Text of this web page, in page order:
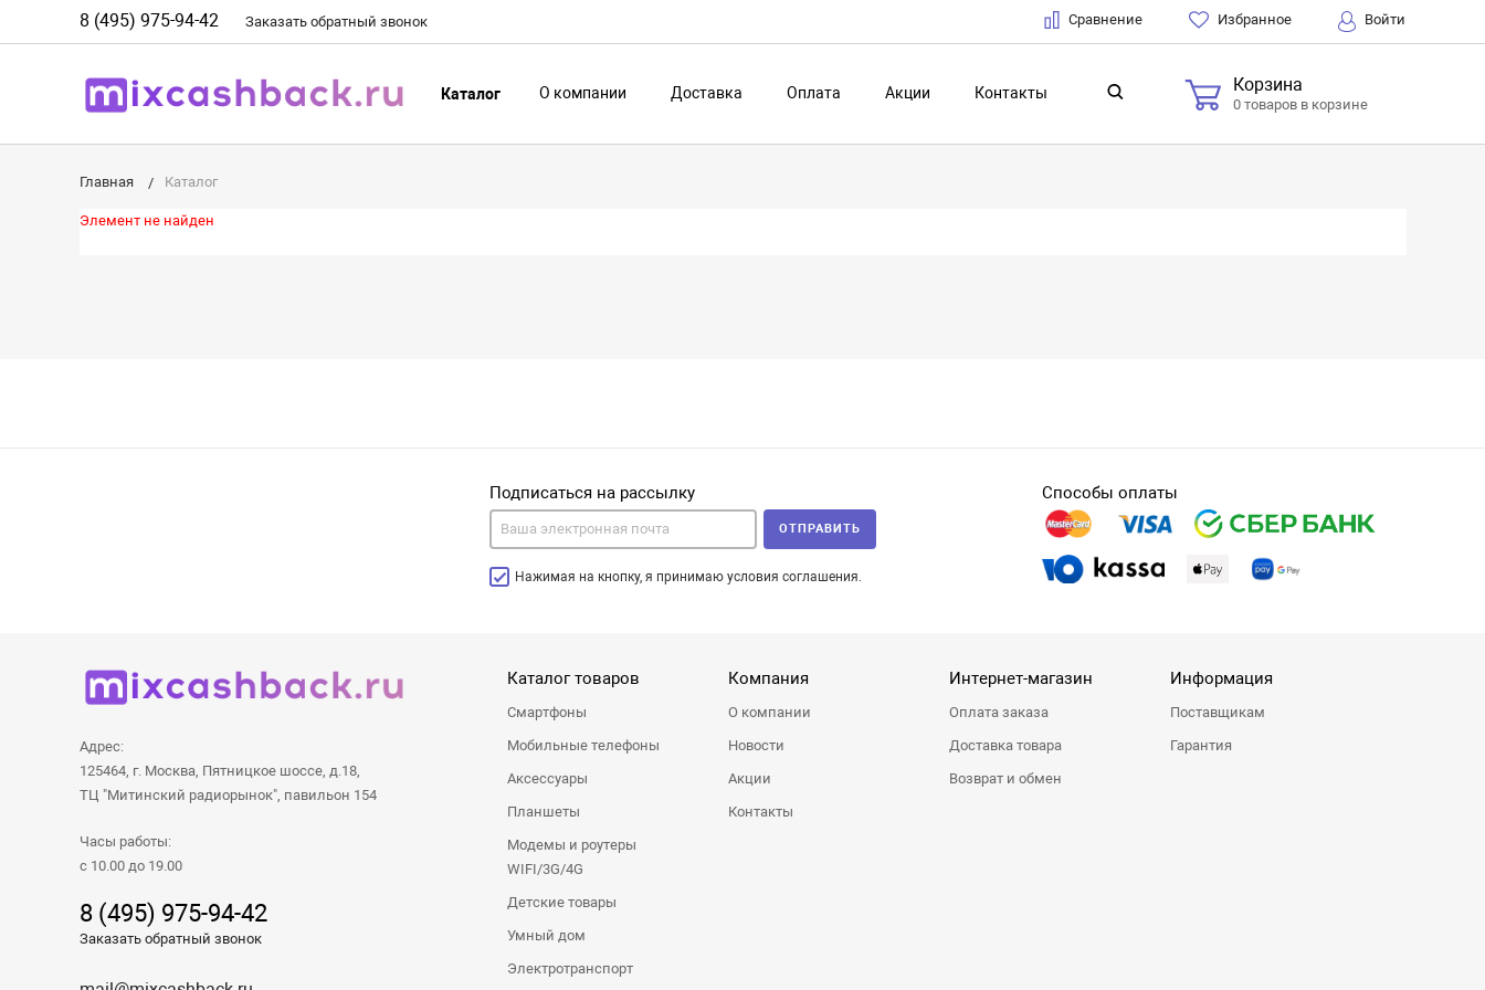
8 (495) 975-94-42 Заказать обратный звонок Сравнение Избранное Войти
Каталог О компании Доставка Оплата Акции Контакты Корзина
0 товаров в корзине
Главная Каталог
Элемент не найден
Подписаться на рассылку
Нажимая на кнопку, я принимаю условия соглашения.
ОТПРАВИТЬ
Способы оплаты
Адрес:
125464, г. Москва, Пятницкое шоссе, д.18,
ТЦ "Митинский радиорынок", павильон 154
Часы работы:
с 10.00 до 19.00
8 (495) 975-94-42
Заказать обратный звонок
Каталог товаров
Смартфоны
Мобильные телефоны
Аксессуары
Планшеты
Модемы и роутеры
WIFI/3G/4G
Детские товары
Умный дом
Электротранспорт
Компания
О компании
Новости
Акции
Контакты
Интернет-магазин
Оплата заказа
Доставка товара
Возврат и обмен
Информация
Поставщикам
Гарантия